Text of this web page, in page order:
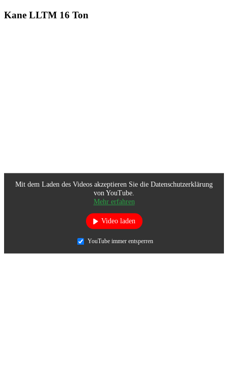
Kane LLTM 16 Ton
Mit dem Laden des Videos akzeptieren Sie die Datenschutzerklärung
von YouTube.
Mehr erfahren
Video laden
YouTube immer entsperren